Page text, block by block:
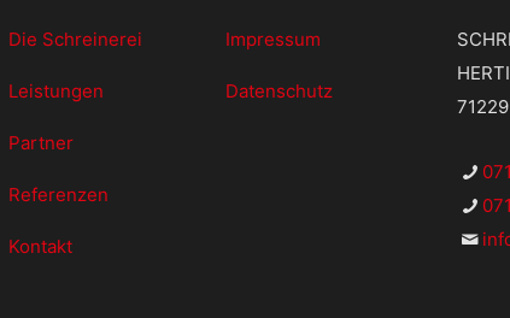
Die Schreinerei
Leistungen
Partner
Referenzen
Kontakt
Impressum
Datenschutz